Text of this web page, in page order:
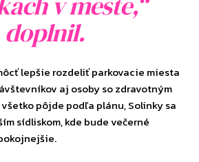
doplnil.
lepšie rozdeliť parkovacie miesta
aj osoby so zdravotným
pôjde podľa plánu, Solinky sa
sídliskom, kde bude večerné